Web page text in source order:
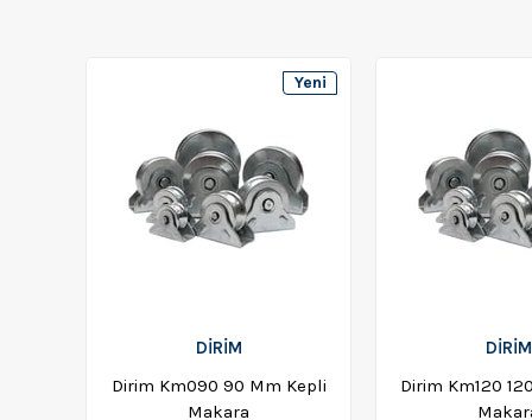
DİRİM
Dirim Km090 90 Mm Kepli
Makara
Yeni
DİRİM
Dirim Km120